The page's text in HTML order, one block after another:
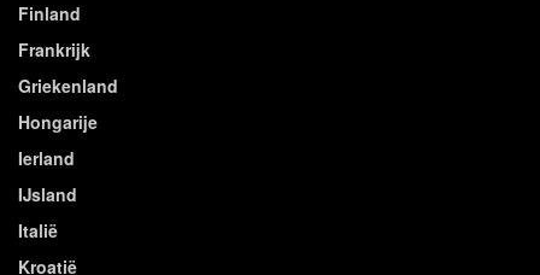
Finland
Frankrijk
Griekenland
Hongarije
Ierland
IJsland
Italië
Kroatië